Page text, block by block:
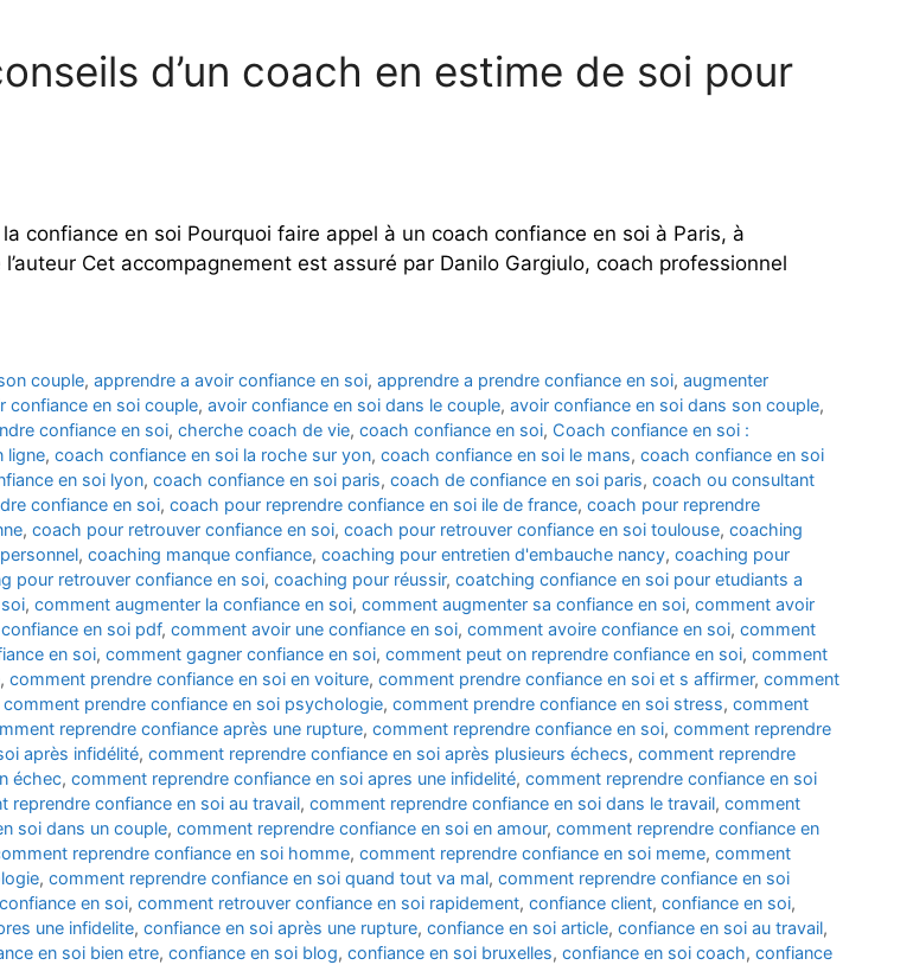
d’un coach en estime de soi pour
confiance en soi Pourquoi faire appel à un coach confiance en soi à Paris, à
Cet accompagnement est assuré par Danilo Gargiulo, coach professionnel
couple,apprendre a avoir confiance en soi,apprendre a prendre confiance en soi,augmenter
confiance en soi couple, avoir confiance en soi dans le couple, avoir confiance en soi dans son couple,
confiance en soi, cherche coach de vie, coach confiance en soi, Coach confiance en soi :
ligne, coach confiance en soi la roche sur yon, coach confiance en soi le mans, coach confiance en soi
en soi lyon, coach confiance en soi paris, coach de confiance en soi paris, coach ou consultant
confiance en soi, coach pour reprendre confiance en soi ile de france, coach pour reprendre
, coach pour retrouver confiance en soi, coach pour retrouver confiance en soi toulouse, coaching
, coaching manque confiance, coaching pour entretien d'embauche nancy, coaching pour
pour retrouver confiance en soi, coaching pour réussir, coatching confiance en soi pour etudiants a
, comment augmenter la confiance en soi, comment augmenter sa confiance en soi, comment avoir
en soi pdf, comment avoir une confiance en soi, comment avoire confiance en soi, comment
en soi, comment gagner confiance en soi, comment peut on reprendre confiance en soi, comment
, comment prendre confiance en soi en voiture, comment prendre confiance en soi et s affirmer, comment
comment prendre confiance en soi psychologie, comment prendre confiance en soi stress, comment
reprendre confiance après une rupture, comment reprendre confiance en soi, comment reprendre
après infidélité, comment reprendre confiance en soi après plusieurs échecs, comment reprendre
échec, comment reprendre confiance en soi apres une infidelité, comment reprendre confiance en soi
reprendre confiance en soi au travail, comment reprendre confiance en soi dans le travail, comment
soi dans un couple, comment reprendre confiance en soi en amour, comment reprendre confiance en
reprendre confiance en soi homme, comment reprendre confiance en soi meme, comment
, comment reprendre confiance en soi quand tout va mal, comment reprendre confiance en soi
en soi, comment retrouver confiance en soi rapidement, confiance client, confiance en soi,
une infidelite, confiance en soi après une rupture, confiance en soi article, confiance en soi au travail,
en soi bien etre, confiance en soi blog, confiance en soi bruxelles, confiance en soi coach, confiance